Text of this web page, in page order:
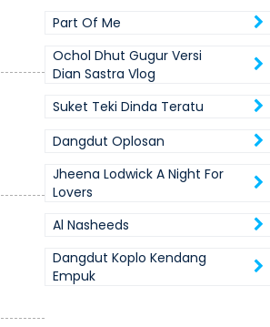
Part Of Me
Ochol Dhut Gugur Versi
Dian Sastra Vlog
Suket Teki Dinda Teratu
Dangdut Oplosan
Jheena Lodwick A Night For
Lovers
Al Nasheeds
Dangdut Koplo Kendang
Empuk